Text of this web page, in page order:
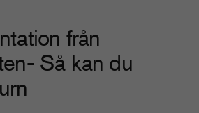
från
Så kan du